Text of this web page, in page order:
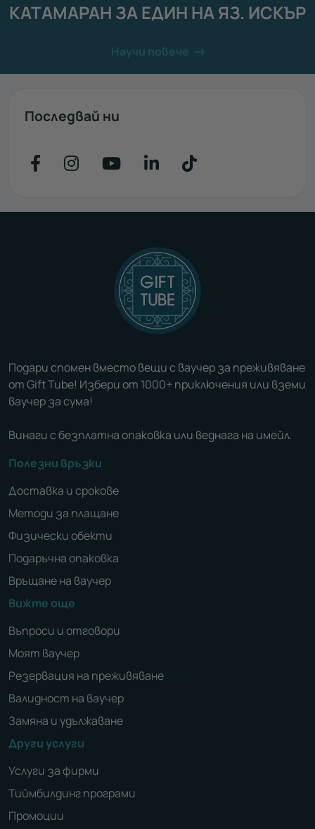
КАТАМАРАН ЗА ЕДИН НА ЯЗ. ИСКЪР
Научи повече
Последвай ни
Последвайте ни във Facebook
Последвайте ни във
Последвайте ни във
Последвайте ни
Последвайте
Подари спомен вместо вещи с ваучер за преживяване
от Gift Tube! Избери от 1000+ приключения или вземи
ваучер за сума!
Винаги с безплатна опаковка или веднага на имейл.
Полезни връзки
Доставка и срокове
Методи за плащане
Физически обекти
Подаръчна опаковка
Връщане на ваучер
Вижте още
Въпроси и отговори
Моят ваучер
Резервация на преживяване
Валидност на ваучер
Замяна и удължаване
Други услуги
Услуги за фирми
Тиймбилдинг програми
Промоции